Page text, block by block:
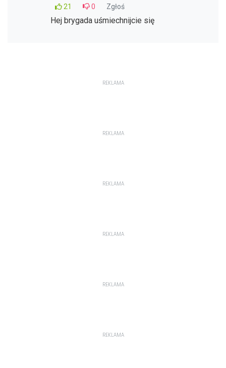
21 0 Zgłoś
Hej brygada uśmiechnijcie się
REKLAMA
REKLAMA
REKLAMA
REKLAMA
REKLAMA
REKLAMA